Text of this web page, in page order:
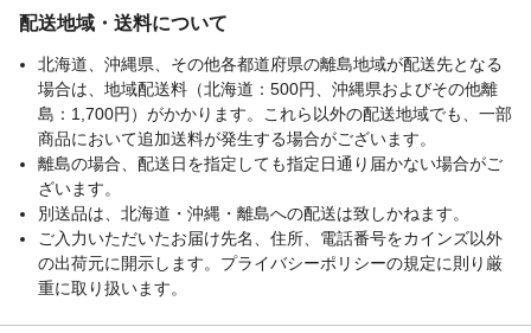
ください。
梱包サイズー高さ
（cm）
94
梱包サイズー縦
（cm）
47
梱包サイズー横
（cm）
クッション材
ウレタンフォーム、鋼製ばね
ひじ掛け有無
有り
リクライニング機能
配送地域・送料について
北海道、沖縄県、その他各都道府県の離島地域が配送先となる
場合は、地域配送料（北海道：500円、沖縄県およびその他離
島：1,700円）がかかります。これら以外の配送地域でも、一部
商品において追加送料が発生する場合がございます。
離島の場合、配送日を指定しても指定日通り届かない場合がご
ざいます。
別送品は、北海道・沖縄・離島への配送は致しかねます。
ご入力いただいたお届け先名、住所、電話番号をカインズ以外
の出荷元に開示します。プライバシーポリシーの規定に則り厳
重に取り扱います。